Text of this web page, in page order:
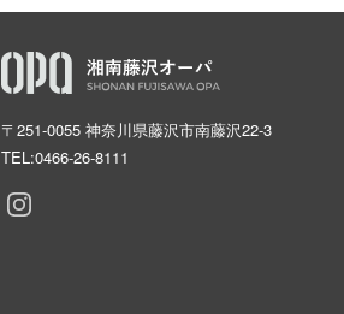
〒251-0055 神奈川県藤沢市南藤沢22-3
TEL:0466-26-8111